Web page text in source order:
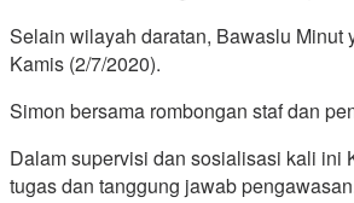
Selain wilayah daratan, Bawaslu Minut
Kamis (2/7/2020).
Simon bersama rombongan staf dan
Dalam supervisi dan sosialisasi kali ini
tugas dan tanggung jawab